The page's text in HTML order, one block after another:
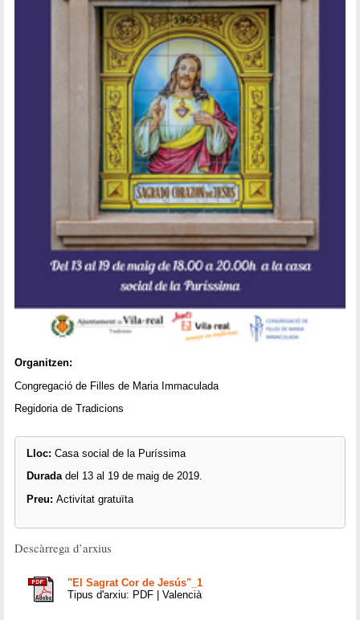
Organitzen:
Congregació de Filles de Maria Immaculada
Regidoria de Tradicions
Lloc: Casa social de la Puríssima
Durada del 13 al 19 de maig de 2019.
Preu: Activitat gratuïta
Descàrrega d’arxius
"El Sagrat Cor de Jesús"_1
Tipus d'arxiu: PDF | Valencià